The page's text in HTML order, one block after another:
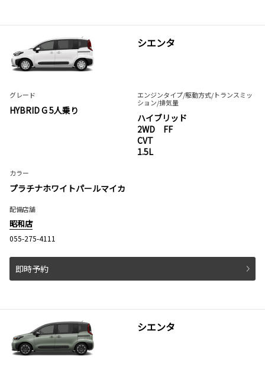
シエンタ
グレード
HYBRID G 5人乗り
エンジンタイプ/駆動方式/トランスミッ
ション/排気量
ハイブリッド
2WD FF
CVT
1.5L
カラー
プラチナホワイトパールマイカ
配備店舗
昭和店
055-275-4111
即時予約
シエンタ